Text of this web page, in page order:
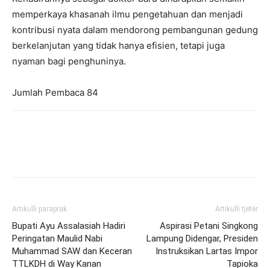
memperkaya khasanah ilmu pengetahuan dan menjadi
kontribusi nyata dalam mendorong pembangunan gedung
berkelanjutan yang tidak hanya efisien, tetapi juga
nyaman bagi penghuninya.
Jumlah Pembaca 84
Artikulli paraprak
Bupati Ayu Assalasiah Hadiri
Peringatan Maulid Nabi
Muhammad SAW dan Keceran
TTLKDH di Way Kanan
Artikulli tjetër
Aspirasi Petani Singkong
Lampung Didengar, Presiden
Instruksikan Lartas Impor
Tapioka